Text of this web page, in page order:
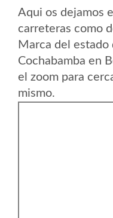
Aqui os dejamos
carreteras como
Marca del
Cochabamba en
el zoom para
mismo.